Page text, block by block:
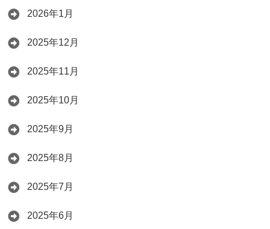
2026年1月
2025年12月
2025年11月
2025年10月
2025年9月
2025年8月
2025年7月
2025年6月